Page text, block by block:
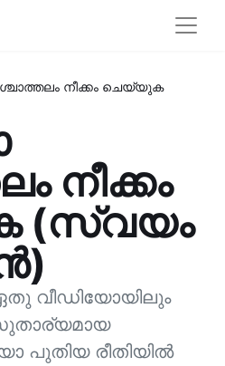
നീക്കം ചെയ്യുക
നീക്കം
(സ്വയം
വീഡിയോയിലും
സുതാര്യമായ
പുതിയ രീതിയില്‍